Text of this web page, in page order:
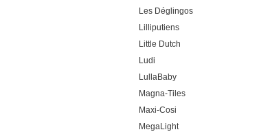
Les Déglingos
Lilliputiens
Little Dutch
Ludi
LullaBaby
Magna-Tiles
Maxi-Cosi
MegaLight